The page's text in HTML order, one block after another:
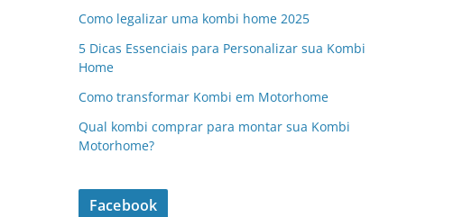
Como legalizar uma kombi home 2025
5 Dicas Essenciais para Personalizar sua Kombi
Home
Como transformar Kombi em Motorhome
Qual kombi comprar para montar sua Kombi
Motorhome?
Facebook